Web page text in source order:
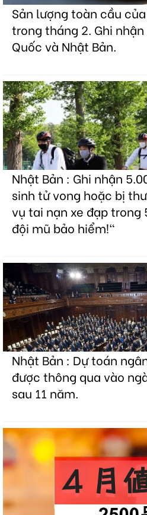
Sản lượng toàn cầu
trong tháng 2. Ghi
Quốc và Nhật Bản.
Nhật Bản : Ghi nhận
sinh tử vong hoặc bị
vụ tai nạn xe đạp trong
đội mũ bảo hiểm!"
Nhật Bản : Dự toán
được thông qua vào
sau 11 năm.